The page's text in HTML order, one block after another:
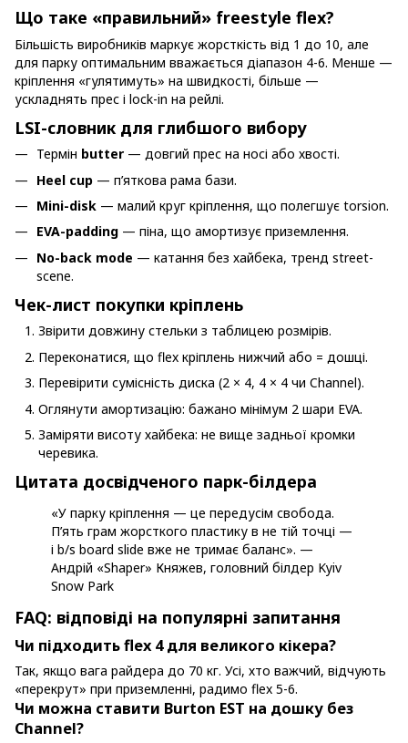
Що таке «правильний» freestyle flex?
Більшість виробників маркує жорсткість від 1 до 10, але
для парку оптимальним вважається діапазон 4-6. Менше —
кріплення «гулятимуть» на швидкості, більше —
ускладнять прес і lock-in на рейлі.
LSI-словник для глибшого вибору
Термін butter — довгий прес на носі або хвості.
Heel cup — п’яткова рама бази.
Mini-disk — малий круг кріплення, що полегшує torsion.
EVA-padding — піна, що амортизує приземлення.
No-back mode — катання без хайбека, тренд street-
scene.
Чек-лист покупки кріплень
Звірити довжину стельки з таблицею розмірів.
Переконатися, що flex кріплень нижчий або = дошці.
Перевірити сумісність диска (2 × 4, 4 × 4 чи Channel).
Оглянути амортизацію: бажано мінімум 2 шари EVA.
Заміряти висоту хайбека: не вище задньої кромки
черевика.
Цитата досвідченого парк-білдера
«У парку кріплення — це передусім свобода.
П’ять грам жорсткого пластику в не тій точці —
і b/s board slide вже не тримає баланс». —
Андрій «Shaper» Княжев, головний білдер Kyiv
Snow Park
FAQ: відповіді на популярні запитання
Чи підходить flex 4 для великого кікера?
Так, якщо вага райдера до 70 кг. Усі, хто важчий, відчують
«перекрут» при приземленні, радимо flex 5-6.
Чи можна ставити Burton EST на дошку без
Channel?